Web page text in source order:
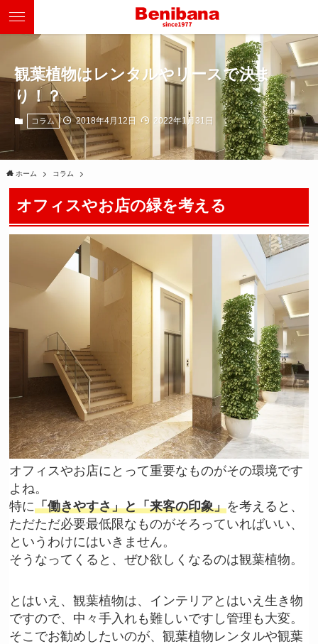
観葉植物はレンタルやリースで決ま
り！？
コラム 2018年4月12日 2022年1月31日
ホーム コラム
オフィスやお店の緑を考える
オフィスやお店にとって重要なものがその環境です
よね。
特に「働きやすさ」と「来客の印象」を考えると、
ただただ必要最低限なものがそろっていればいい、
というわけにはいきません。
そうなってくると、ぜひ欲しくなるのは観葉植物。
とはいえ、観葉植物は、インテリアとはいえ生き物
ですので、中々手入れも難しいですし管理も大変。
そこでお勧めしたいのが、観葉植物レンタルや観葉